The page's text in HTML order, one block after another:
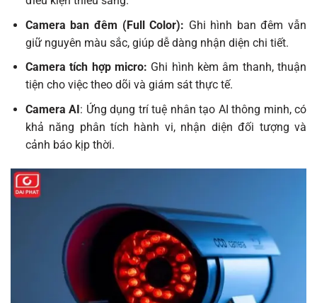
Camera ban đêm (Full Color): Ghi hình ban đêm vẫn
giữ nguyên màu sắc, giúp dễ dàng nhận diện chi tiết.
Camera tích hợp micro: Ghi hình kèm âm thanh, thuận
tiện cho việc theo dõi và giám sát thực tế.
Camera AI: Ứng dụng trí tuệ nhân tạo AI thông minh, có
khả năng phân tích hành vi, nhận diện đối tượng và
cảnh báo kịp thời.